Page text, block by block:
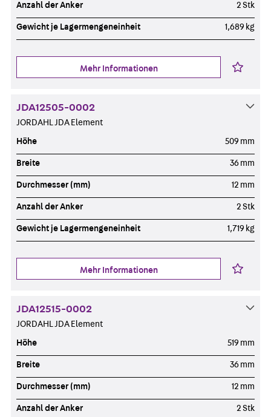
Anzahl der Anker 2 Stk
Gewicht je Lagermengeneinheit 1,689 kg
Mehr Informationen
JDA12505-0002
JORDAHL JDA Element
Höhe 509 mm
Breite 36 mm
Durchmesser (mm) 12 mm
Anzahl der Anker 2 Stk
Gewicht je Lagermengeneinheit 1,719 kg
Mehr Informationen
JDA12515-0002
JORDAHL JDA Element
Höhe 519 mm
Breite 36 mm
Durchmesser (mm) 12 mm
Anzahl der Anker 2 Stk